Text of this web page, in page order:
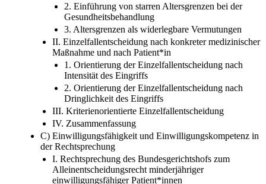
2. Einführung von starren Altersgrenzen bei der
Gesundheitsbehandlung
3. Altersgrenzen als widerlegbare Vermutungen
II. Einzelfallentscheidung nach konkreter medizinischer
Maßnahme und nach Patient*in
1. Orientierung der Einzelfallentscheidung nach
Intensität des Eingriffs
2. Orientierung der Einzelfallentscheidung nach
Dringlichkeit des Eingriffs
III. Kriterienorientierte Einzelfallentscheidung
IV. Zusammenfassung
C) Einwilligungsfähigkeit und Einwilligungskompetenz in
der Rechtsprechung
I. Rechtsprechung des Bundesgerichtshofs zum
Alleinentscheidungsrecht minderjähriger
einwilligungsfähiger Patient*innen